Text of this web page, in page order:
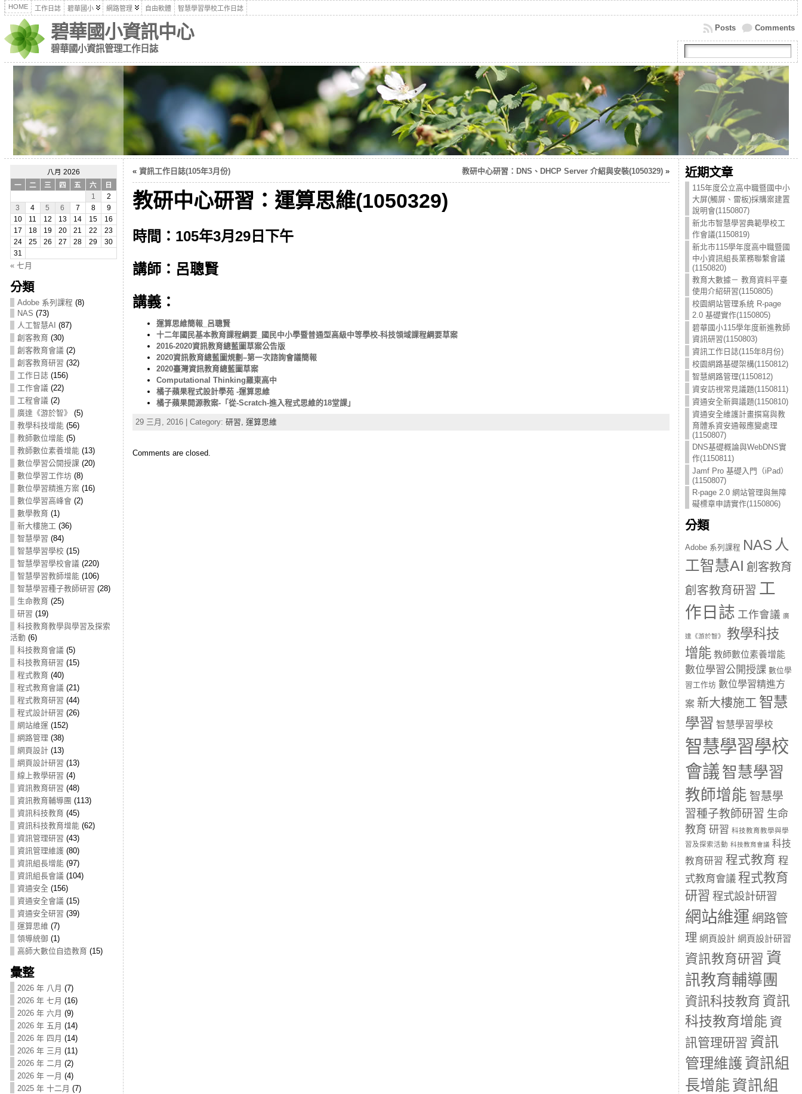
HOME 工作日誌 碧華國小 網路管理 自由軟體 智慧學習學校工作日誌
碧華國小資訊中心
碧華國小資訊管理工作日誌
Comments
Posts
八月 2026
一
二 三 四 五 六
日
1
2
3
4 5 6 7 8
9
10
11 12 13 14 15
16
17
18 19 20 21 22
23
24
25 26 27 28 29
30
31
« 七月
分類
Adobe 系列課程 (8)
NAS (73)
人工智慧AI (87)
創客教育 (30)
創客教育會議 (2)
創客教育研習 (32)
工作日誌 (156)
工作會議 (22)
工程會議 (2)
廣達《游於智》
(5)
教學科技增能(56)
教師數位增能(5)
教師數位素養增能(13)
數位學習公開授課 (20)
數位學習工作坊(8)
數位學習精進方案 (16)
數位學習高峰會 (2)
數學教育 (1)
新大樓施工 (36)
智慧學習 (84)
智慧學習學校 (15)
智慧學習學校會議 (220)
智慧學習教師增能(106)
智慧學習種子教師研習 (28)
生命教育 (25)
研習 (19)
科技教育教學與學習及探索
活動 (6)
科技教育會議 (5)
科技教育研習 (15)
程式教育 (40)
程式教育會議 (21)
程式教育研習 (44)
程式設計研習 (26)
網站維運 (152)
網路管理 (38)
網頁設計(13)
網頁設計研習 (13)
線上教學研習 (4)
資訊教育研習 (48)
資訊教育輔導團 (113)
資訊科技教育 (45)
資訊科技教育增能(62)
資訊管理研習 (43)
資訊管理維護(80)
資訊組長增能(97)
資訊組長會議 (104)
資通安全 (156)
資通安全會議 (15)
資通安全研習 (39)
運算思維 (7)
領導統御 (1)
高師大數位自造教育 (15)
彙整
2026 年 八月 (7)
2026 年 七月 (16)
2026 年 六月 (9)
2026 年 五月 (14)
2026 年 四月 (14)
2026 年 三月 (11)
2026 年 二月 (2)
2026 年 一月 (4)
2025 年 十二月 (7)
« 資訊工作日誌(105年3月份) 教研中心研習：DNS、DHCP Server 介紹與安裝(1050329)»
教研中心研習：運算思維(1050329)
時間：105年3月29日下午
講師：呂聰賢
講義：
運算思維簡報_呂聰賢
十二年國民基本教育課程綱要_國民中小學暨普通型高級中等學校-科技領域課程綱要草案
2016-2020資訊教育總藍圖草案公告版
2020資訊教育總藍圖規劃–第一次諮詢會議簡報
2020臺灣資訊教育總藍圖草案
Computational Thinking羅東高中
橘子蘋果程式設計學苑 -運算思維
橘子蘋果開源教案-「從-Scratch-進入程式思維的18堂課」
29 三月, 2016 | Category: 研習, 運算思維
Comments are closed.
近期文章
115年度公立高中職暨國中小
大屏(觸屏、雷板)採購案建置
說明會(1150807)
新北市智慧學習典範學校工
作會議(1150819)
新北市115學年度高中職暨國
中小資訊組長業務聯繫會議
(1150820)
教育大數據－ 教育資料平臺
使用介紹研習(1150805)
校園網站管理系統 R-page
2.0 基礎實作(1150805)
碧華國小115學年度新進教師
資訊研習(1150803)
資訊工作日誌(115年8月份)
校園網路基礎架構(1150812)
智慧網路管理(1150812)
資安訪視常見議題(1150811)
資通安全新興議題(1150810)
資通安全維護計畫撰寫與教
育體系資安通報應變處理
(1150807)
DNS基礎概論與WebDNS實
作(1150811)
Jamf Pro 基礎入門（iPad）
(1150807)
R-page 2.0 網站管理與無障
礙標章申請實作(1150806)
分類
Adobe 系列課程 NAS 人
工智慧AI 創客教育
創客教育研習 工
作日誌 工作會議 廣
達《游於智》
教學科技
增能 教師數位素養增能
數位學習公開授課 數位學
習工作坊 數位學習精進方
案 新大樓施工 智慧
學習 智慧學習學校
智慧學習學校
會議 智慧學習
教師增能 智慧學
習種子教師研習 生命
教育 研習 科技教育教學與學
習及探索活動 科技教育會議 科技
教育研習 程式教育 程
式教育會議 程式教育
研習 程式設計研習
網站維運 網路管
理 網頁設計 網頁設計研習
資訊教育研習 資
訊教育輔導團
資訊科技教育 資訊
科技教育增能 資
訊管理研習 資訊
管理維護 資訊組
長增能資訊組